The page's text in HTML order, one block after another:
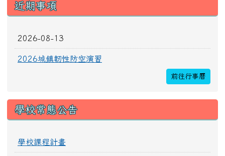
近期事項
2026-08-13
2026城鎮韌性防空演習
前往行事曆
學校常態公告
學校課程計畫